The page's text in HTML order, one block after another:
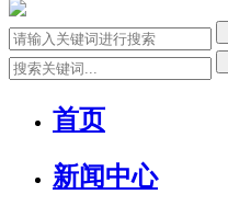
首页
新闻中心